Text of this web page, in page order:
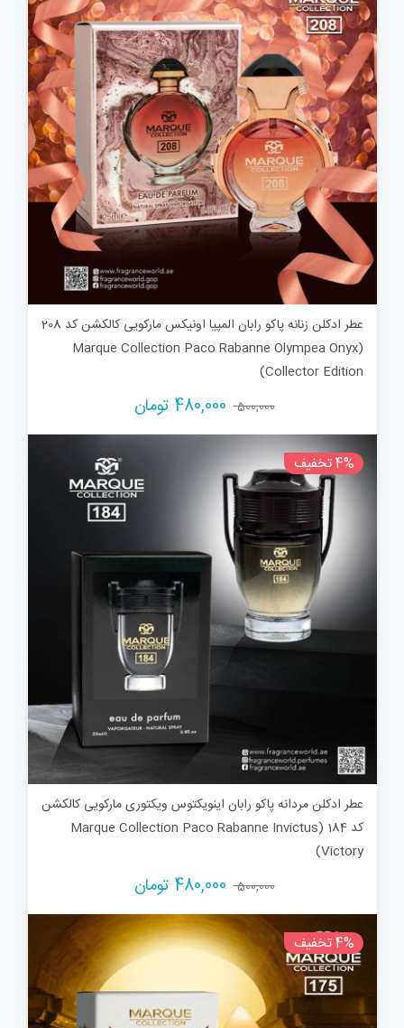
عطر ادکلن زنانه پاکو رابان المپیا اونیکس مارکویی کالکشن کد 208
(Marque Collection Paco Rabanne Olympea Onyx
Collector Edition)
500,000 قیمت
بود.
480,000 تومان
4% تخفیف
عطر ادکلن مردانه پاکو رابان اینویکتوس ویکتوری مارکویی کالکشن
کد 184 (Marque Collection Paco Rabanne Invictus
Victory)
500,000 قیمت
500,000 تومان
بود.
480,000 تومان
480,000 تومان.
4% تخفیف